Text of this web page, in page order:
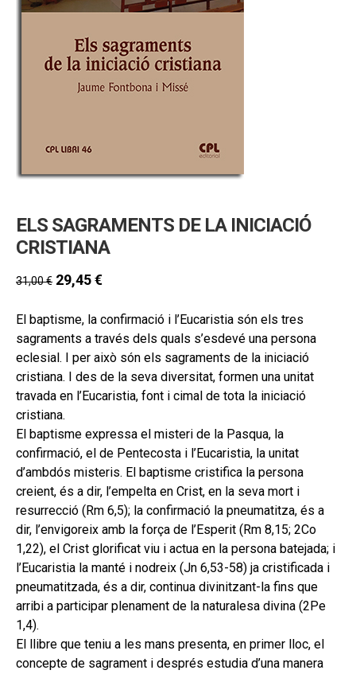
EL MEU COMPTE
CERCAR
ELS SAGRAMENTS DE LA INICIACIÓ
CRISTIANA
31,00€ 29,45€
El baptisme, la confirmació i l’Eucaristia són els tres
sagraments a través dels quals s’esdevé una persona
eclesial. I per això són els sagraments de la iniciació
cristiana. I des de la seva diversitat, formen una unitat
travada en l’Eucaristia, font i cimal de tota la iniciació
cristiana.
El baptisme expressa el misteri de la Pasqua, la
confirmació, el de Pentecosta i l’Eucaristia, la unitat
d’ambdós misteris. El baptisme cristifica la persona
creient, és a dir, l’empelta en Crist, en la seva mort i
resurrecció (Rm 6,5); la confirmació la pneumatitza, és a
dir, l’envigoreix amb la força de l’Esperit (Rm 8,15; 2Co
1,22), el Crist glorificat viu i actua en la persona batejada; i
l’Eucaristia la manté i nodreix (Jn 6,53-58) ja cristificada i
pneumatitzada, és a dir, continua divinitzant-la fins que
arribi a participar plenament de la naturalesa divina (2Pe
1,4).
El llibre que teniu a les mans presenta, en primer lloc, el
concepte de sagrament i després estudia d’una manera